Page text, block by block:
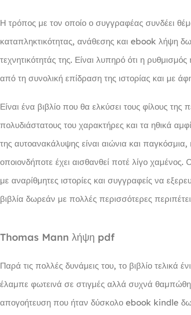
Η τρόπος με τον οποίο ο συγγραφέας συνδέει
καταπληκτικότητας, ανάθεσης και ebook λήψη
τεχνητικότητάς της. Είναι λυπηρό ότι η
από τη συνολική επίδραση της ιστορίας και με
Είναι ένα βιβλίο που θα ελκύσει τους φίλους
πολυδιάστατους του χαρακτήρες και τα ηθικά
της αυτοανακάλυψης είναι αιώνια και
οποιονδήποτε έχει αισθανθεί ποτέ λίγο χαμένος.
με αναρίθμητες ιστορίες και συγγραφείς να
βιβλία δωρεάν με πολλές περισσότερες
Thomas Mann λήψη pdf
Παρά τις πολλές δυνάμεις του, το βιβλίο τελικά
έλαμπε φωτεινά σε στιγμές αλλά συχνά
απογοήτευση που ήταν δύσκολο ebook kindle